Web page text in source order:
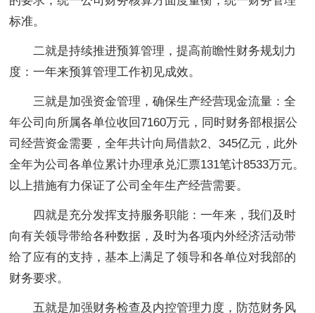
标准。
二就是持续推进预算管理，提高前瞻性财务规划力
度：一年来预算管理工作初见成效。
三就是加强资金管理，确保生产经营现金流量：全
年公司向所属各单位收回7160万元，同时财务部根据公
司经营资金需要，全年共计向局借款2、345亿元，此外
全年为公司各单位累计办理承兑汇票131笔计8533万元。
以上措施有力保证了公司全年生产经营需要。
四就是充分发挥支持服务职能：一年来，我们及时
向有关领导带给各种数据，及时为各项内外经济活动带
给了应有的支持，基本上满足了领导和各单位对我部的
财务要求。
五就是加强财务检查及内控管理力度，防范财务风